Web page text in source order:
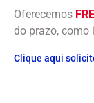
Oferecemos
do prazo, como
Clique aqui